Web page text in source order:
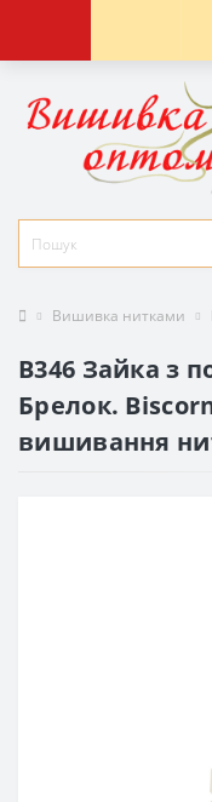
Вишивка нитками
B346 Зайка з
Брелок.
вишивання